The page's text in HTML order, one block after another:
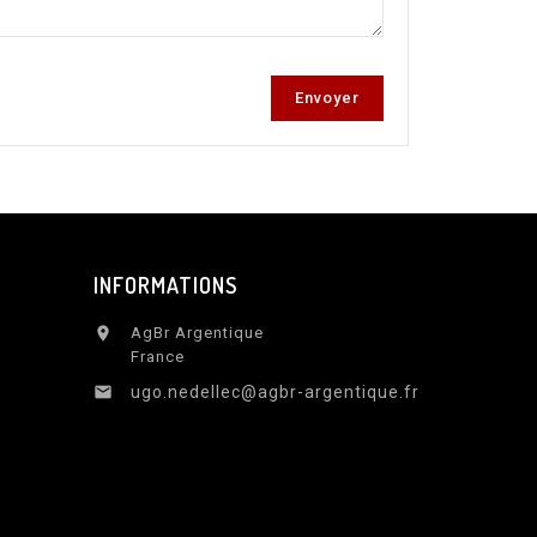
INFORMATIONS

AgBr Argentique
France
 ugo.nedellec@agbr-argentique.fr